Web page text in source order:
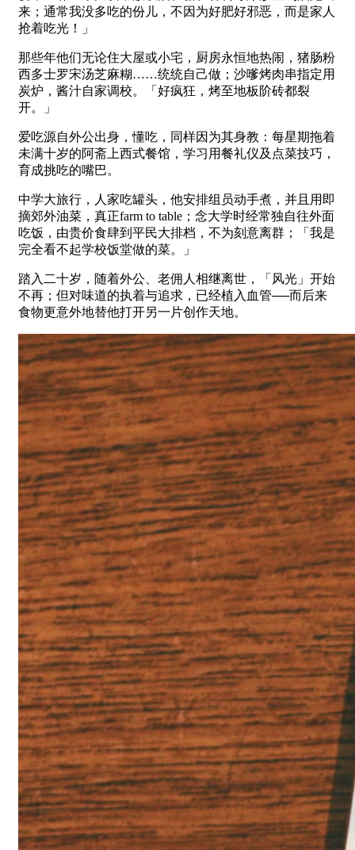
来；通常我没多吃的份儿，不因为好肥好邪恶，而是家人
抢着吃光！」
那些年他们无论住大屋或小宅，厨房永恒地热闹，猪肠粉
西多士罗宋汤芝麻糊……统统自己做；沙嗲烤肉串指定用
炭炉，酱汁自家调校。「好疯狂，烤至地板阶砖都裂
开。」
爱吃源自外公出身，懂吃，同样因为其身教：每星期拖着
未满十岁的阿斋上西式餐馆，学习用餐礼仪及点菜技巧，
育成挑吃的嘴巴。
中学大旅行，人家吃罐头，他安排组员动手煮，并且用即
摘郊外油菜，真正farm to table；念大学时经常独自往外面
吃饭，由贵价食肆到平民大排档，不为刻意离群；「我是
完全看不起学校饭堂做的菜。」
踏入二十岁，随着外公、老佣人相继离世，「风光」开始
不再；但对味道的执着与追求，已经植入血管──而后来
食物更意外地替他打开另一片创作天地。